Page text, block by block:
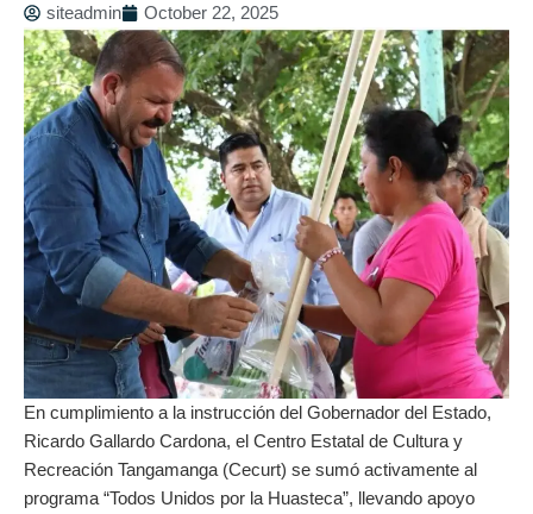
siteadmin October 22, 2025
En cumplimiento a la instrucción del Gobernador del Estado,
Ricardo Gallardo Cardona, el Centro Estatal de Cultura y
Recreación Tangamanga (Cecurt) se sumó activamente al
programa “Todos Unidos por la Huasteca”, llevando apoyo